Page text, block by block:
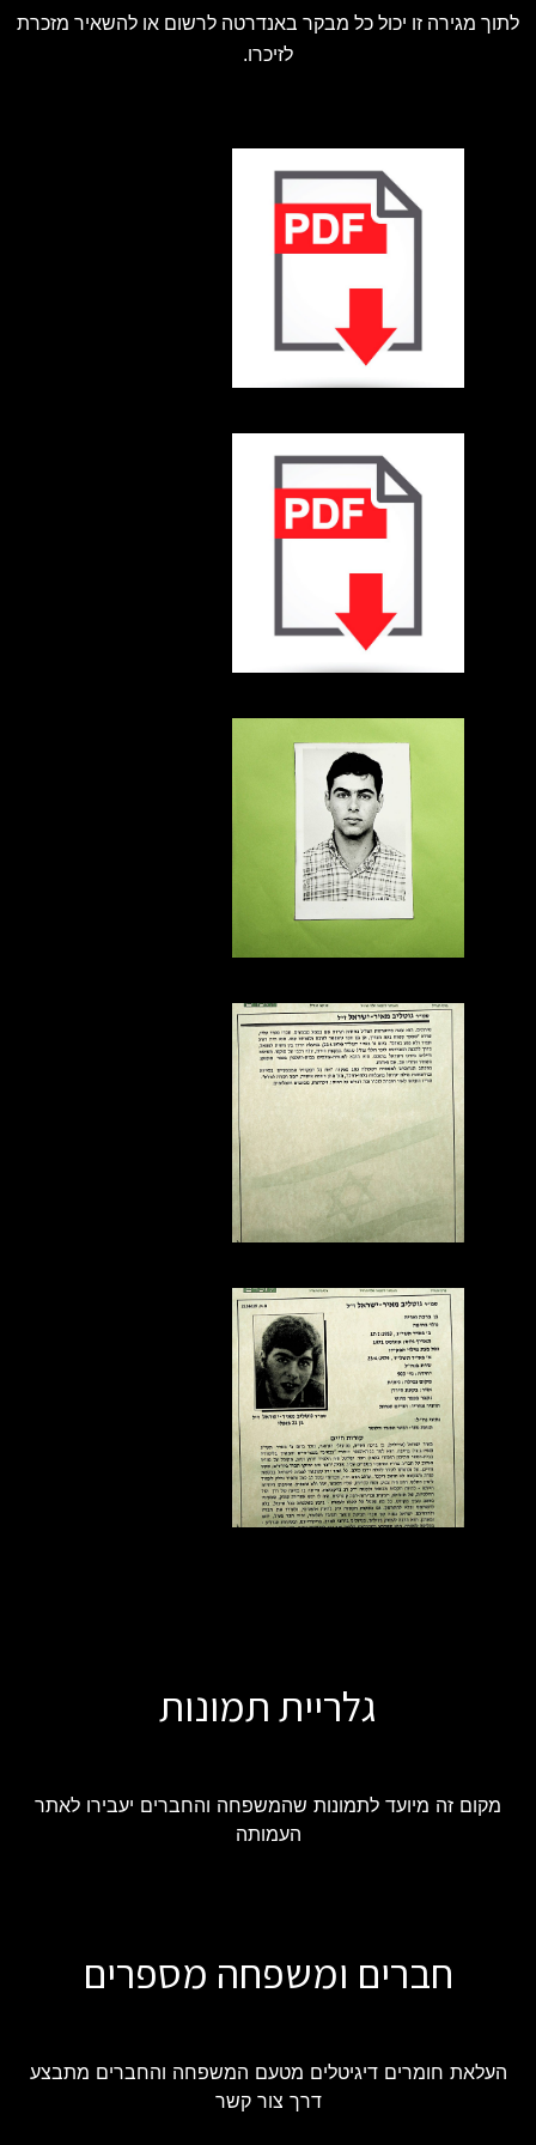
לתוך מגירה זו יכול כל מבקר באנדרטה לרשום או להשאיר מזכרת
לזיכרו.
גלריית תמונות
מקום זה מיועד לתמונות שהמשפחה והחברים יעבירו לאתר
העמותה
חברים ומשפחה מספרים
העלאת חומרים דיגיטלים מטעם המשפחה והחברים מתבצע
דרך צור קשר